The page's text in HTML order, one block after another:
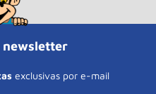
newsletter
exclusivas por e-mail